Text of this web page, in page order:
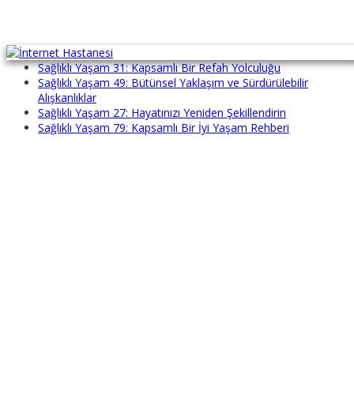
Sağlıklı Yaşam 22: Dengeli Bir Hayat İçin Kapsamlı Rehber
Sağlıklı Yaşam 31: Kapsamlı Bir Refah Yolculuğu
Sağlıklı Yaşam 49: Bütünsel Yaklaşım ve Sürdürülebilir
Alışkanlıklar
Sağlıklı Yaşam 27: Hayatınızı Yeniden Şekillendirin
Sağlıklı Yaşam 79: Kapsamlı Bir İyi Yaşam Rehberi